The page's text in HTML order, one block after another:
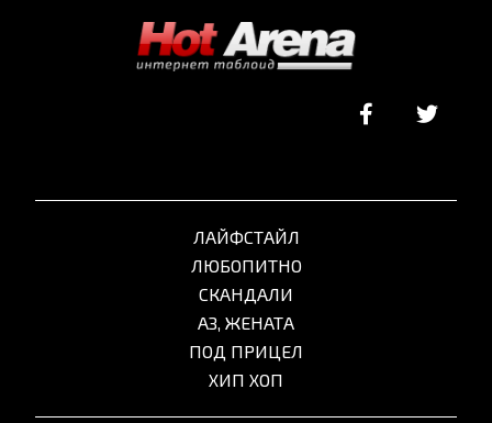
ЛАЙФСТАЙЛ
ЛЮБОПИТНО
СКАНДАЛИ
АЗ, ЖЕНАТА
ПОД ПРИЦЕЛ
ХИП ХОП